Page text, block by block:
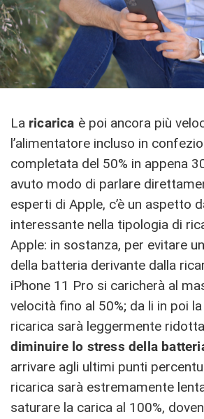
La ricarica è poi ancora più
l’alimentatore incluso in
completata del 50% in appena
avuto modo di parlare
esperti di Apple, c’è un aspetto
interessante nella tipologia di
Apple: in sostanza, per evitare
della batteria derivante dalla
iPhone 11 Pro si caricherà al
velocità fino al 50%; da li in poi
ricarica sarà leggermente
diminuire lo stress della
arrivare agli ultimi punti
ricarica sarà estremamente
saturare la carica al 100%,